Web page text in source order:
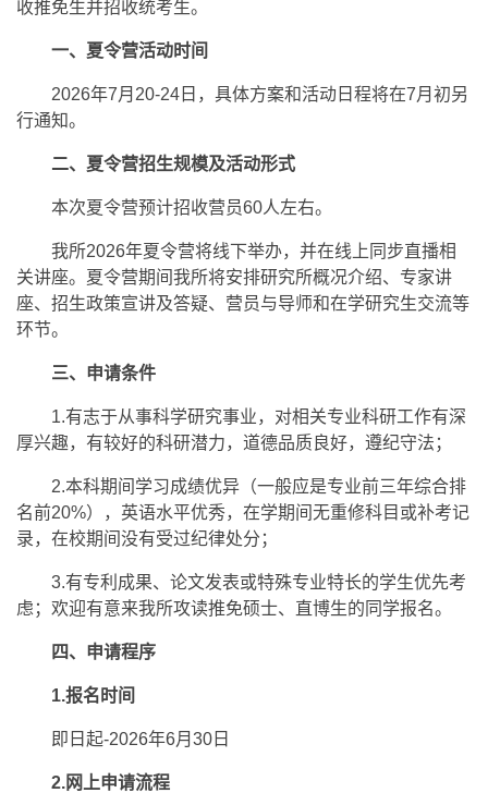
收推免生并招收统考生。
一、夏令营活动时间
2026年7月20-24日，具体方案和活动日程将在7月初另
行通知。
二、夏令营招生规模及活动形式
本次夏令营预计招收营员60人左右。
我所2026年夏令营将线下举办，并在线上同步直播相
关讲座。夏令营期间我所将安排研究所概况介绍、专家讲
座、招生政策宣讲及答疑、营员与导师和在学研究生交流等
环节。
三、申请条件
1.有志于从事科学研究事业，对相关专业科研工作有深
厚兴趣，有较好的科研潜力，道德品质良好，遵纪守法；
2.本科期间学习成绩优异（一般应是专业前三年综合排
名前20%），英语水平优秀，在学期间无重修科目或补考记
录，在校期间没有受过纪律处分；
3.有专利成果、论文发表或特殊专业特长的学生优先考
虑；欢迎有意来我所攻读推免硕士、直博生的同学报名。
四、申请程序
1.报名时间
即日起-2026年6月30日
2.网上申请流程